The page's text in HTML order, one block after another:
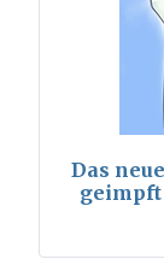
Das
geimpft